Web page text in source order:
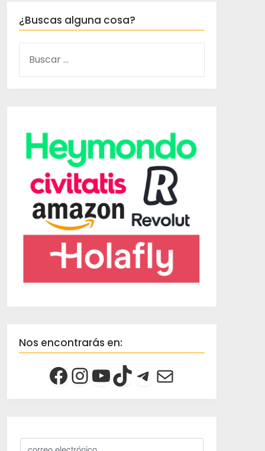
¿Buscas alguna cosa?
Nos encontrarás en: